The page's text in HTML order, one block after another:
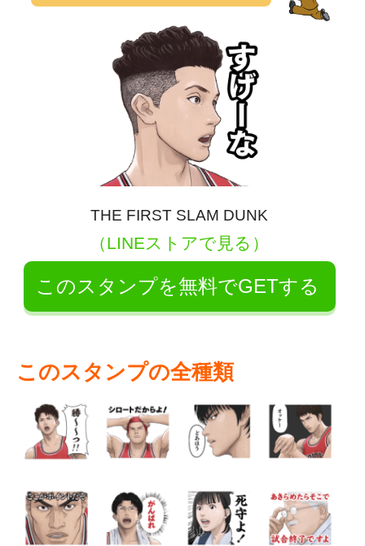
THE FIRST SLAM DUNK
（LINEストアで見る）
このスタンプを無料でGETする
このスタンプの全種類